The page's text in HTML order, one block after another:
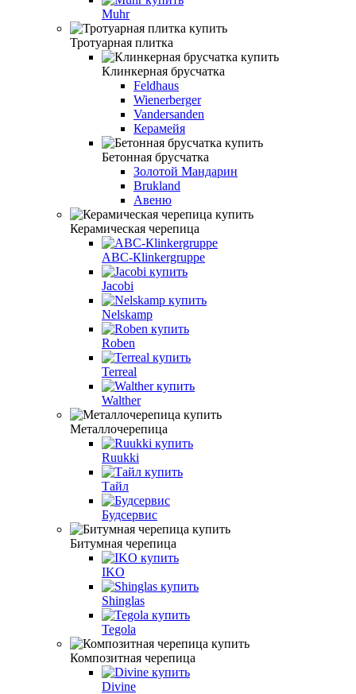
Muhr
Тротуарная плитка
Клинкерная брусчатка
Feldhaus
Wienerberger
Vandersanden
Керамейя
Бетонная брусчатка
Золотой Мандарин
Brukland
Авеню
Керамическая черепица
АВС-Кlinkergruppe
Jacobi
Nelskamp
Roben
Terreal
Walther
Металлочерепица
Ruukki
Тайл
Будсервис
Битумная черепица
IKO
Shinglas
Tegola
Композитная черепица
Divine